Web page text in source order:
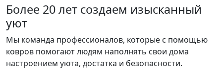
Более 20 лет создаем изысканный
уют
Мы команда профессионалов, которые с помощью
ковров помогают людям наполнять свои дома
настроением уюта, достатка и безопасности.